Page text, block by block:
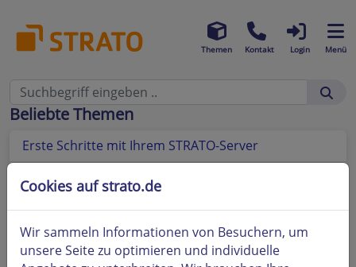
Themen Kontakt Login Menü
Beliebte Themen
Erste Schritte mit Ihrem STRATO-Server
Wie kann ich das Root-Passwort meines Servers
zurücksetzen?
Kann ich zusätzliche Funktionen für meinen STRATO
Server hinzufügen?
Cookies auf strato.de
Wir sammeln Informationen von Besuchern, um
unsere Seite zu optimieren und individuelle